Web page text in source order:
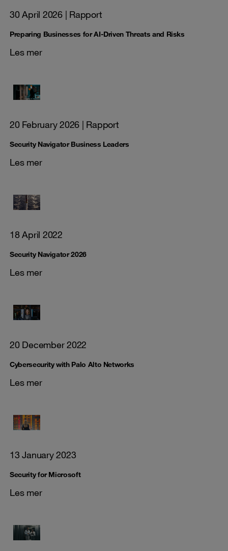
30 April 2026| Rapport
Preparing Businesses for AI-Driven Threats and Risks
Les mer
20 February 2026 | Rapport
Security Navigator Business Leaders
Les mer
18 April 2022
Security Navigator 2026
Les mer
20 December 2022
Cybersecurity with Palo Alto Networks
Les mer
13 January 2023
Security for Microsoft
Les mer